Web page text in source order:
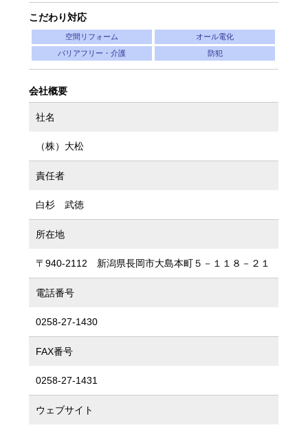
こだわり対応
空間リフォーム オール電化
バリアフリー・介護 防犯
会社概要
社名
（株）大松
責任者
白杉 武徳
所在地
〒940-2112 新潟県長岡市大島本町５－１１８－２１
電話番号
0258-27-1430
FAX番号
0258-27-1431
ウェブサイト